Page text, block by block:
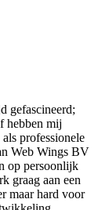
gefascineerd;
hebben mij
professionele
Web Wings BV
op persoonlijk
graag aan een
maar hard voor